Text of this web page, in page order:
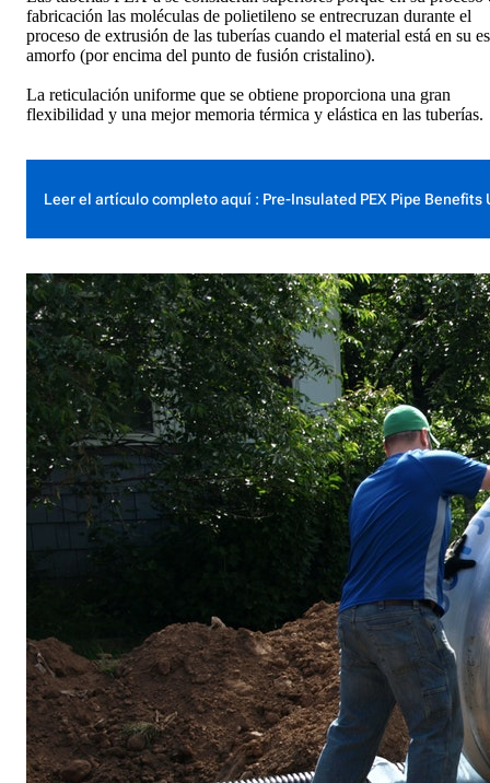
fabricación las moléculas de polietileno se entrecruzan durante el
proceso de extrusión de las tuberías cuando el material está en su
amorfo (por encima del punto de fusión cristalino).
La reticulación uniforme que se obtiene proporciona una gran
flexibilidad y una mejor memoria térmica y elástica en las tuberías.
Leer el artículo completo aquí : Pre-Insulated PEX Pipe